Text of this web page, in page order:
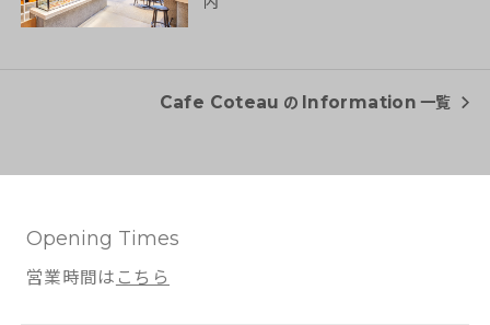
Cafe Coteau の Information 一覧
Opening Times
営業時間は こちら